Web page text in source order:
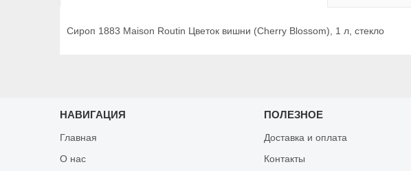
Сироп 1883 Maison Routin Цветок вишни (Cherry Blossom), 1 л, стекло
НАВИГАЦИЯ
Главная
О нас
ПОЛЕЗНОЕ
Доставка и оплата
Контакты